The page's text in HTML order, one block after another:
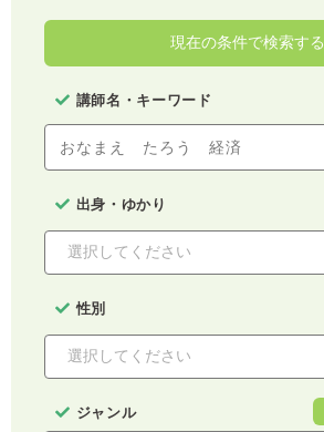
現在の条件で検索する
講師名・キーワード
出身・ゆかり
性別
ジャンル